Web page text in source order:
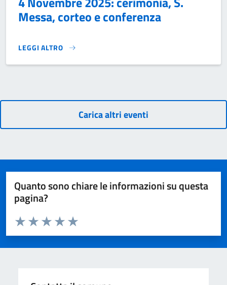
Messa, corteo e conferenza
LEGGI ALTRO
4 NOVEMBRE 2025: CERIMONIA, S. MESSA, CORTEO E
Carica altri eventi
Quanto sono chiare le informazioni su questa
pagina?
Domanda
Valuta da 1 a 5 stelle la pagina
Valuta 5 stelle su 5
Valuta 4 stelle su 5
Valuta 3 stelle su 5
Valuta 2 stelle su 5
Valuta 1 stelle su 5